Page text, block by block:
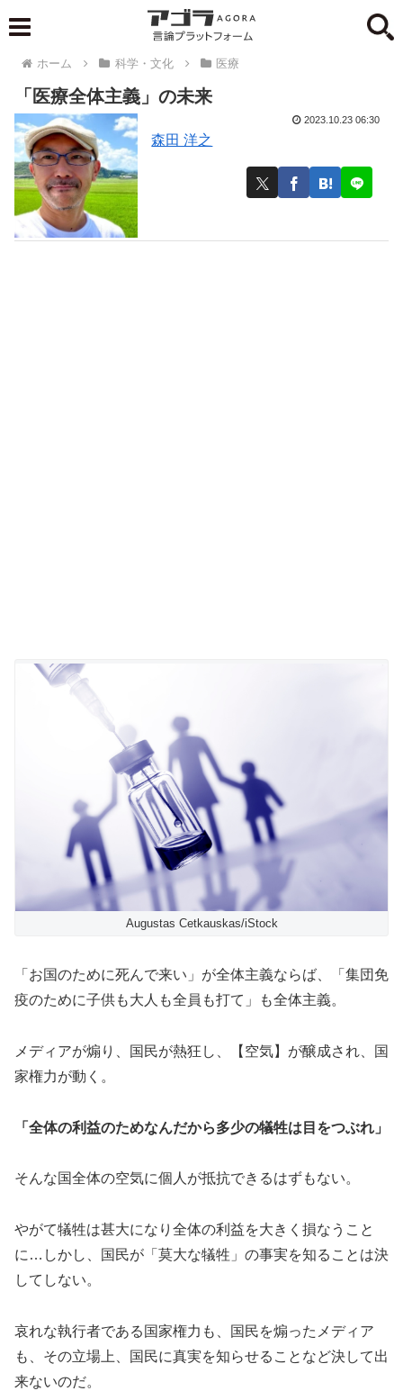
ホーム 科学・文化 医療
「医療全体主義」の未来
森田 洋之
2023.10.23 06:30
Augustas Cetkauskas/iStock
「お国のために死んで来い」が全体主義ならば、「集団免
疫のために子供も大人も全員も打て」も全体主義。
メディアが煽り、国民が熱狂し、【空気】が醸成され、国
家権力が動く。
「全体の利益のためなんだから多少の犠牲は目をつぶれ」
そんな国全体の空気に個人が抵抗できるはずもない。
やがて犠牲は甚大になり全体の利益を大きく損なうこと
に…しかし、国民が「莫大な犠牲」の事実を知ることは決
してしない。
哀れな執行者である国家権力も、国民を煽ったメディア
も、その立場上、国民に真実を知らせることなど決して出
来ないのだ。